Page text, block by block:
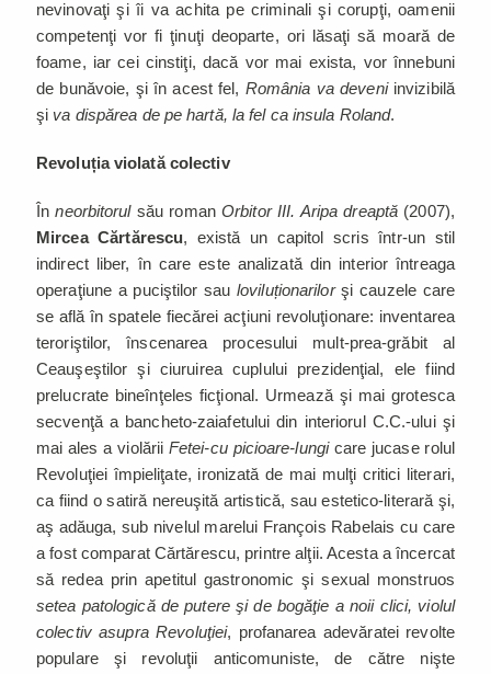
nevinovaţi şi îi va achita pe criminali şi corupţi, oamenii
competenţi vor fi ţinuţi deoparte, ori lăsaţi să moară de
foame, iar cei cinstiţi, dacă vor mai exista, vor înnebuni
de bunăvoie, şi în acest fel, România va deveniinvizibilă
şi va dispărea de pe hartă, la fel ca insula Roland.
Revoluția violată colectiv
Înneorbitorulsău romanOrbitor III. Aripa dreaptă (2007),
Mircea Cărtărescu, există un capitol scris într-un stil
indirect liber, în care este analizată din interior întreaga
operaţiune a puciştilor sauloviluționarilorşi cauzele care
se află în spatele fiecărei acţiuni revoluţionare: inventarea
teroriştilor, înscenarea procesului mult-prea-grăbit al
Ceauşeştilor şi ciuruirea cuplului prezidenţial, ele fiind
prelucrate bineînţeles ficţional. Urmează şi mai grotesca
secvenţă a bancheto-zaiafetului din interiorul C.C.-ului şi
mai ales a violării Fetei-cu picioare-lungicare jucase rolul
Revoluţiei împieliţate, ironizată de mai mulţi critici literari,
ca fiind o satiră nereuşită artistică, sau estetico-literară şi,
aş adăuga, sub nivelul marelui François Rabelais cu care
a fost comparat Cărtărescu, printre alţii. Acesta a încercat
să redea prin apetitul gastronomic şi sexual monstruos
setea patologică de putere şi de bogăţie a noii clici, violul
colectiv asupra Revoluţiei, profanarea adevăratei revolte
populare şi revoluţii anticomuniste, de către nişte